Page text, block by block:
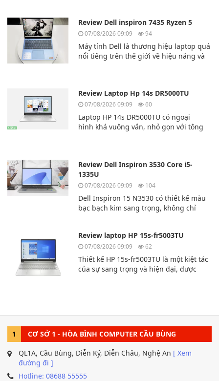
cao và đa nhiệm mượt mà.
Review Dell inspiron 7435 Ryzen 5
07/08/2026 09:09 94
Máy tính Dell là thương hiệu laptop quá
nổi tiếng trên thế giới về hiệu năng và
Review Laptop Hp 14s DR5000TU
07/08/2026 09:09 60
Laptop HP 14s DR5000TU có ngoại
hình khá vuông vắn, nhỏ gọn với tông
nhựa cao cấp.
Review Dell Inspiron 3530 Core i5-
1335U
07/08/2026 09:09 104
Dell Inspiron 15 N3530 có thiết kế màu
bạc bạch kim sang trọng, không chỉ
dùng chuyên nghiệp, sinh viên hay
văn phòng thì chiếc laptop này là sự lựa
chọn hoàn hảo dành cho bạn.
Review laptop HP 15s-fr5003TU
07/08/2026 09:09 62
Thiết kế HP 15s-fr5003TU là một kiệt tác
của sự sang trọng và hiện đại, được
1 CƠ SỞ 1 - HÒA BÌNH COMPUTER CẦU BÙNG
QL1A, Cầu Bùng, Diễn Kỷ, Diễn Châu, Nghệ An [ Xem
đường đi ]
Hotline: 08688 55555